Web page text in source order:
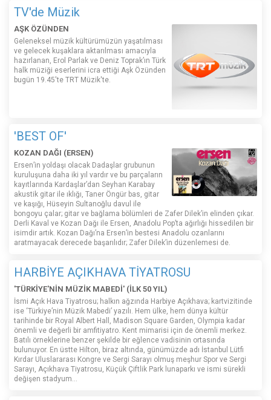
TV'de Müzik
AŞK ÖZÜNDEN
Geleneksel müzik kültürümüzün yaşatılması
ve gelecek kuşaklara aktarılması amacıyla
hazırlanan, Erol Parlak ve Deniz Toprak’ın Türk
halk müziği eserlerini icra ettiği Aşk Özünden
bugün 19.45'te TRT Müzik'te.
'BEST OF'
KOZAN DAĞI (ERSEN)
Ersen’in yoldaşı olacak Dadaşlar grubunun
kuruluşuna daha iki yıl vardır ve bu parçaların
kayıtlarında Kardaşlar’dan Seyhan Karabay
akustik gitar ile ıklığı, Taner Öngür bas, gitar
ve kaşığı, Hüseyin Sultanoğlu davul ile
bongoyu çalar; gitar ve bağlama bölümleri de Zafer Dilek’in elinden çıkar.
Derli Kaval ve Kozan Dağı ile Ersen, Anadolu Pop’ta ağırlığı hissedilen bir
isimdir artık. Kozan Dağı’na Ersen’in bestesi Anadolu ozanlarını
aratmayacak derecede başarılıdır; Zafer Dilek’in düzenlemesi de.
HARBİYE AÇIKHAVA TİYATROSU
'TÜRKİYE'NİN MÜZİK MABEDİ' (İLK 50 YIL)
İsmi Açık Hava Tiyatrosu; halkın ağzında Harbiye Açıkhava; kartvizitinde
ise ‘Türkiye’nin Müzik Mabedi’ yazılı. Hem ülke, hem dünya kültür
tarihinde bir Royal Albert Hall, Madison Square Garden, Olympia kadar
önemli ve değerli bir amfitiyatro. Kent mimarisi için de önemli merkez.
Batılı örneklerine benzer şekilde bir eğlence vadisinin ortasında
bulunuyor. En üstte Hilton, biraz altında, günümüzde adı İstanbul Lütfi
Kırdar Uluslararası Kongre ve Sergi Sarayı olmuş meşhur Spor ve Sergi
Sarayı, Açıkhava Tiyatrosu, Küçük Çiftlik Park lunaparkı ve ismi sürekli
değişen stadyum…